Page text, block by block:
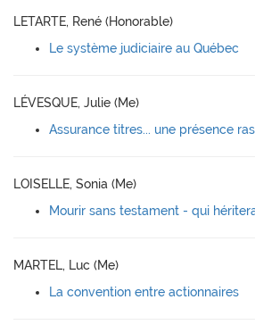
LETARTE, René (Honorable)
Le système judiciaire au Québec
LÉVESQUE, Julie (Me)
Assurance titres... une présence
LOISELLE, Sonia (Me)
Mourir sans testament - qui
MARTEL, Luc (Me)
La convention entre actionnaires